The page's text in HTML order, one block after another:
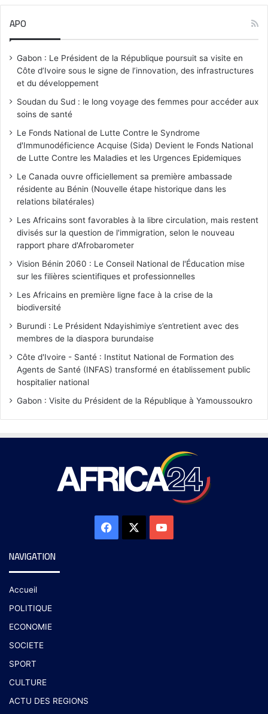
APO
Gabon : Le Président de la République poursuit sa visite en
Côte d’Ivoire sous le signe de l’innovation, des infrastructures
et du développement
Soudan du Sud : le long voyage des femmes pour accéder aux
soins de santé
Le Fonds National de Lutte Contre le Syndrome
d'Immunodéficience Acquise (Sida) Devient le Fonds National
de Lutte Contre les Maladies et les Urgences Epidemiques
Le Canada ouvre officiellement sa première ambassade
résidente au Bénin (Nouvelle étape historique dans les
relations bilatérales)
Les Africains sont favorables à la libre circulation, mais restent
divisés sur la question de l'immigration, selon le nouveau
rapport phare d'Afrobarometer
Vision Bénin 2060 : Le Conseil National de l'Éducation mise
sur les filières scientifiques et professionnelles
Les Africains en première ligne face à la crise de la
biodiversité
Burundi : Le Président Ndayishimiye s’entretient avec des
membres de la diaspora burundaise
Côte d'Ivoire - Santé : Institut National de Formation des
Agents de Santé (INFAS) transformé en établissement public
hospitalier national
Gabon : Visite du Président de la République à Yamoussoukro
NAVIGATION
Accueil
POLITIQUE
ECONOMIE
SOCIETE
SPORT
CULTURE
ACTU DES REGIONS